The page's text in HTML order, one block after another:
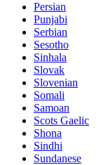
Persian
Punjabi
Serbian
Sesotho
Sinhala
Slovak
Slovenian
Somali
Samoan
Scots Gaelic
Shona
Sindhi
Sundanese